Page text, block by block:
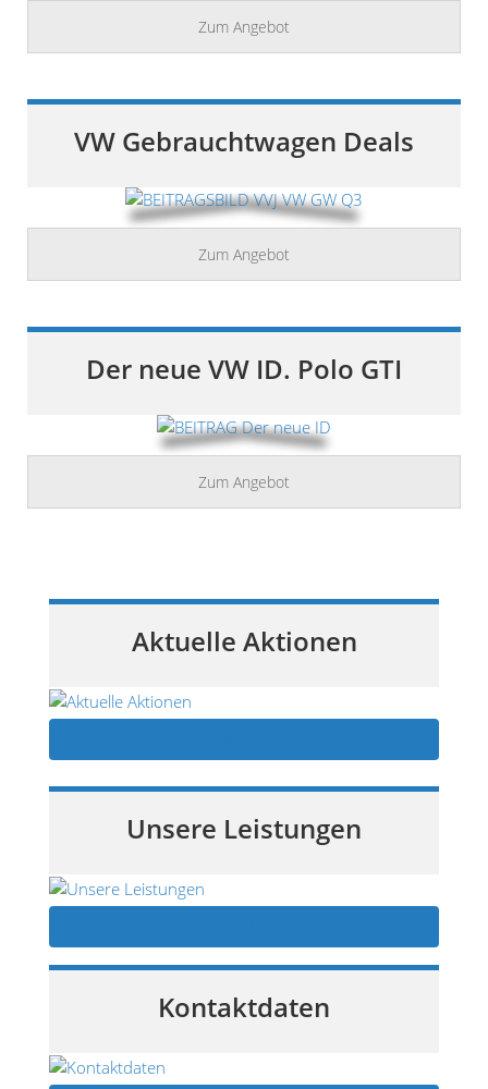
Zum Angebot
VW Gebrauchtwagen Deals
Zum Angebot
Der neue VW ID. Polo GTI
Zum Angebot
Aktuelle Aktionen
Unsere Leistungen
Kontaktdaten